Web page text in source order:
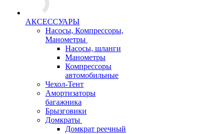
АКСЕССУАРЫ
Насосы, Компрессоры,
Манометры
Насосы, шланги
Манометры
Компрессоры
автомобильные
Чехол-Тент
Амортизаторы
багажника
Брызговики
Домкраты
Домкрат реечный